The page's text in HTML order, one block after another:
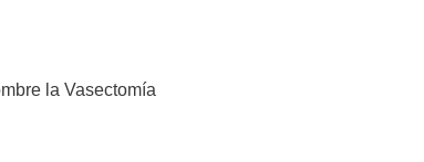
la Vasectomía